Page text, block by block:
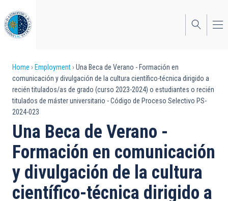
to
main
content
Breadcrumb
Home Employment
Una Beca de Verano - Formación en
comunicación y divulgación de la cultura científico-técnica dirigido a
recién titulados/as de grado (curso 2023-2024) o estudiantes o recién
titulados de máster universitario - Código de Proceso Selectivo PS-
2024-023
Una Beca de Verano -
Formación en comunicación
y divulgación de la cultura
científico-técnica dirigido a